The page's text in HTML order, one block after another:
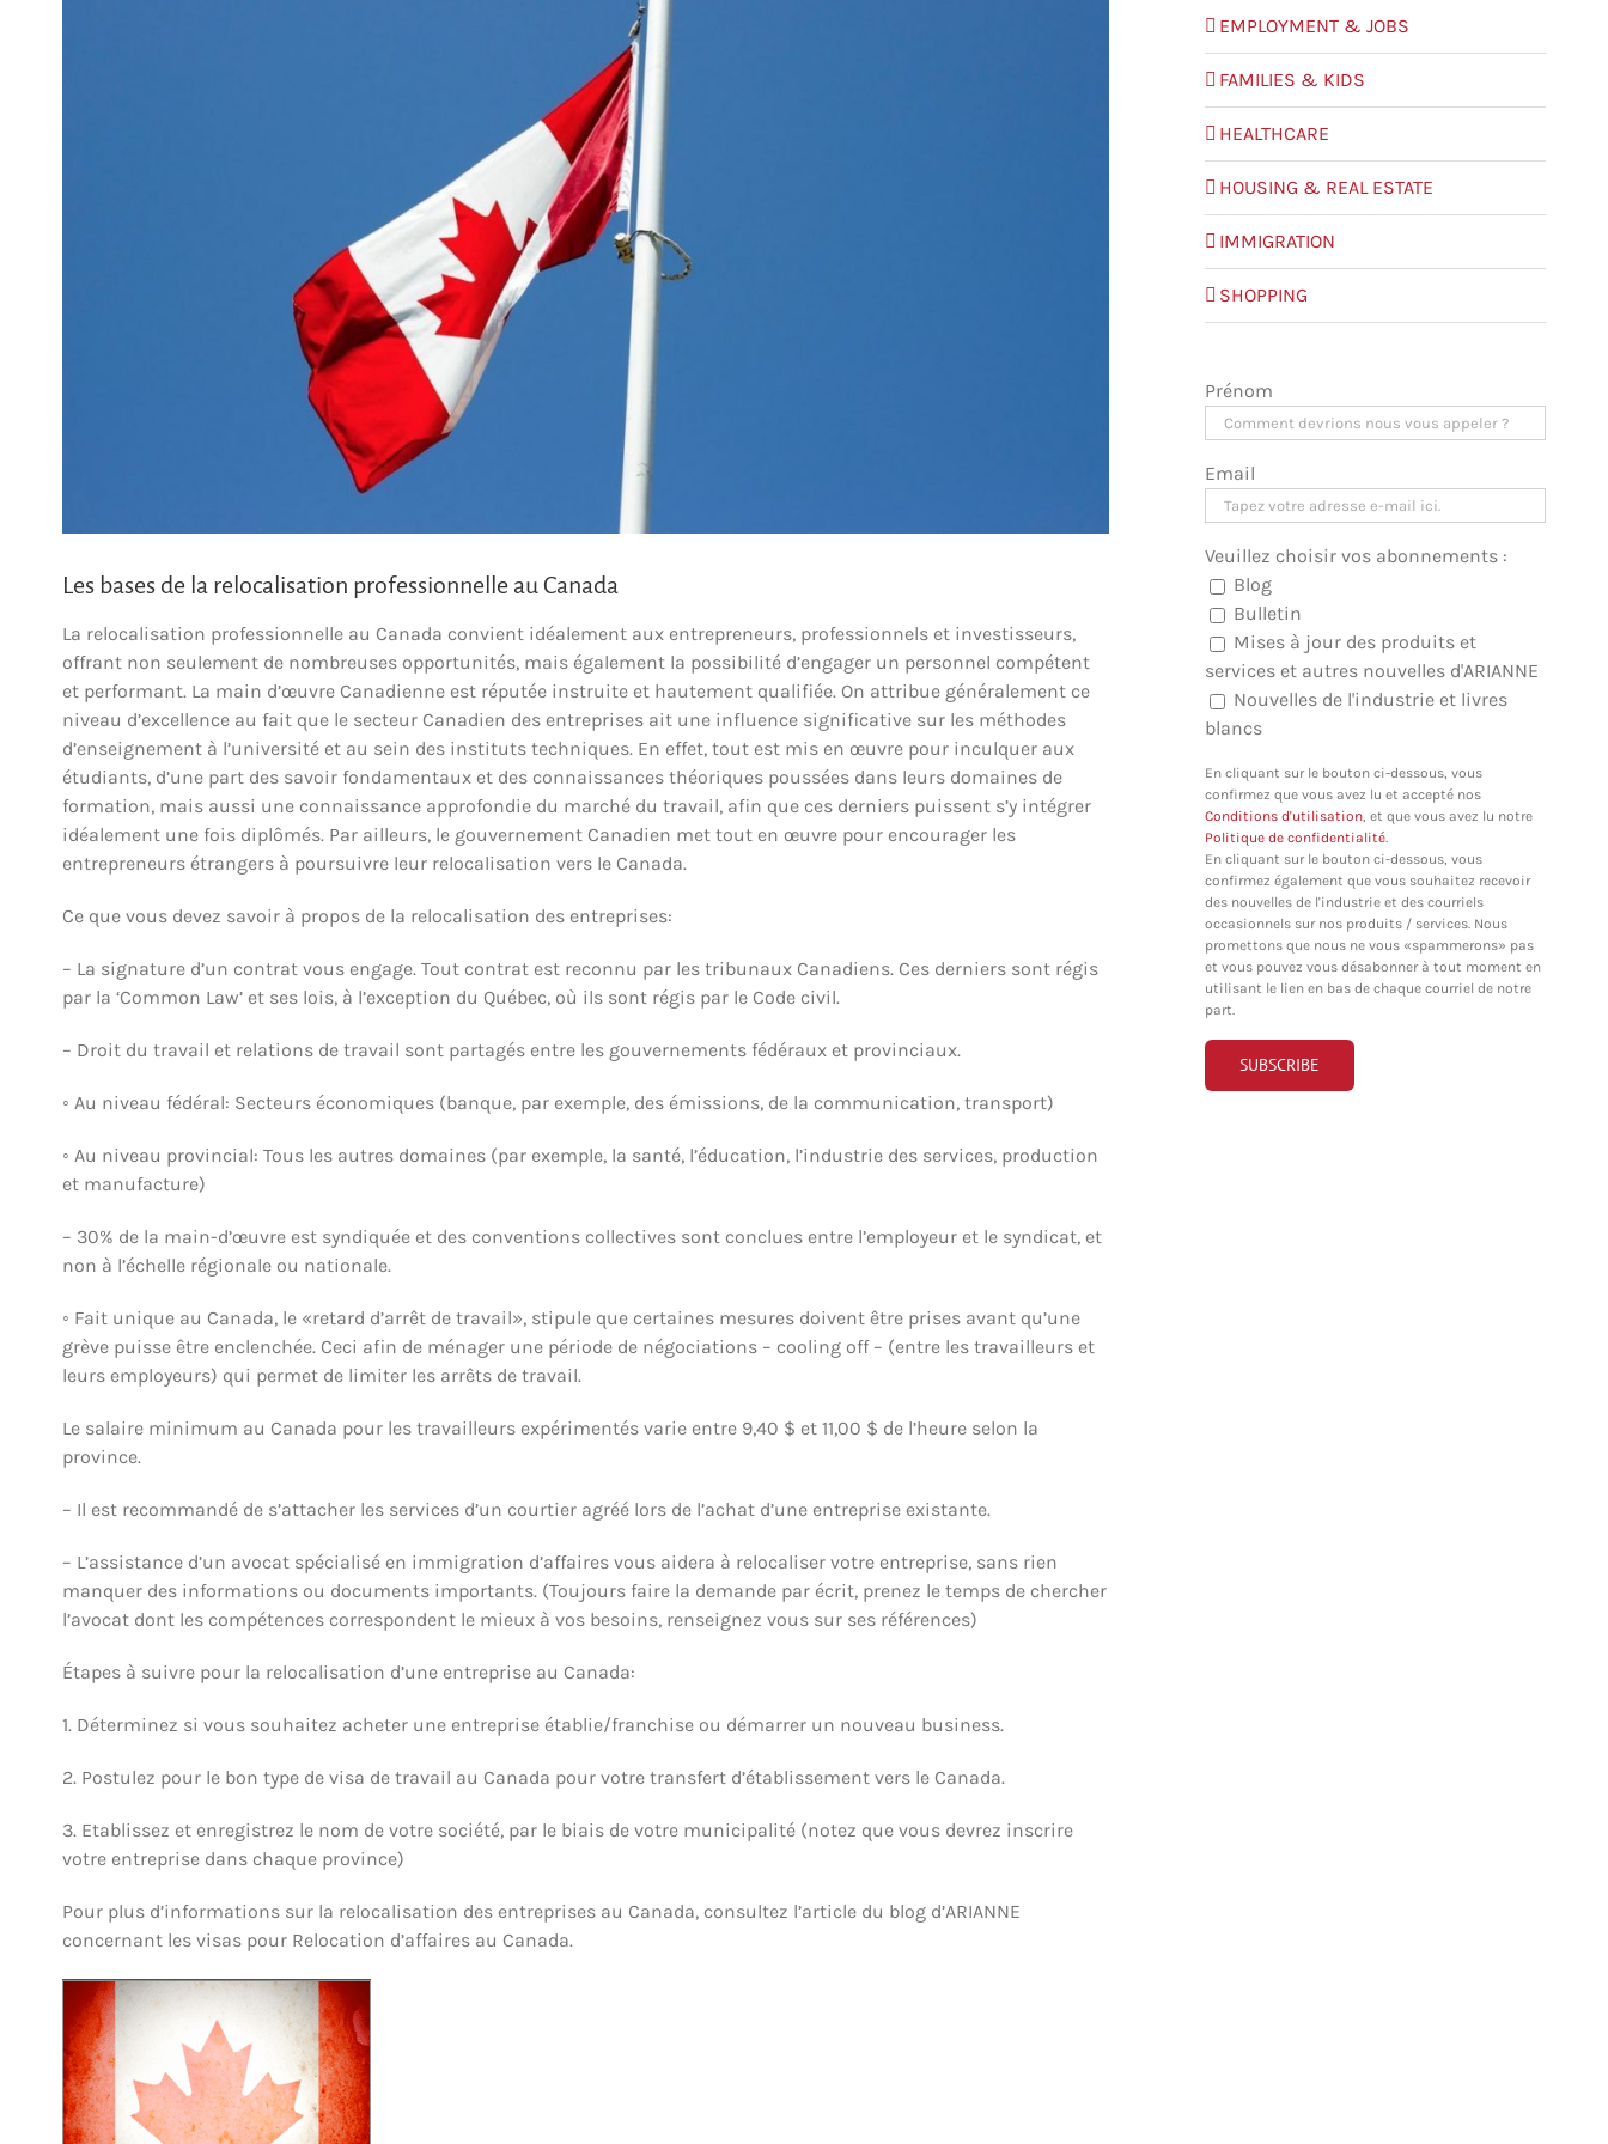
Les bases de la relocalisation professionnelle au Canada
La relocalisation professionnelle au Canada convient idéalement aux entrepreneurs, professionnels et investisseurs,
offrant non seulement de nombreuses opportunités, mais également la possibilité d’engager un personnel compétent
et performant. La main d’œuvre Canadienne est réputée instruite et hautement qualifiée. On attribue généralement ce
niveau d’excellence au fait que le secteur Canadien des entreprises ait une influence significative sur les méthodes
d’enseignement à l’université et au sein des instituts techniques. En effet, tout est mis en œuvre pour inculquer aux
étudiants, d’une part des savoir fondamentaux et des connaissances théoriques poussées dans leurs domaines de
formation, mais aussi une connaissance approfondie du marché du travail, afin que ces derniers puissent s’y intégrer
idéalement une fois diplômés. Par ailleurs, le gouvernement Canadien met tout en œuvre pour encourager les
entrepreneurs étrangers à poursuivre leur relocalisation vers le Canada.
Ce que vous devez savoir à propos de la relocalisation des entreprises:
– La signature d’un contrat vous engage. Tout contrat est reconnu par les tribunaux Canadiens. Ces derniers sont régis
par la ‘Common Law’ et ses lois, à l’exception du Québec, où ils sont régis par le Code civil.
– Droit du travail et relations de travail sont partagés entre les gouvernements fédéraux et provinciaux.
◦ Au niveau fédéral: Secteurs économiques (banque, par exemple, des émissions, de la communication, transport)
◦ Au niveau provincial: Tous les autres domaines (par exemple, la santé, l’éducation, l’industrie des services, production
et manufacture)
– 30% de la main-d’œuvre est syndiquée et des conventions collectives sont conclues entre l’employeur et le syndicat, et
non à l’échelle régionale ou nationale.
◦ Fait unique au Canada, le «retard d’arrêt de travail», stipule que certaines mesures doivent être prises avant qu’une
grève puisse être enclenchée. Ceci afin de ménager une période de négociations – cooling off – (entre les travailleurs et
leurs employeurs) qui permet de limiter les arrêts de travail.
Le salaire minimum au Canada pour les travailleurs expérimentés varie entre 9,40 $ et 11,00 $ de l’heure selon la
province.
– Il est recommandé de s’attacher les services d’un courtier agréé lors de l’achat d’une entreprise existante.
– L’assistance d’un avocat spécialisé en immigration d’affaires vous aidera à relocaliser votre entreprise, sans rien
manquer des informations ou documents importants. (Toujours faire la demande par écrit, prenez le temps de chercher
l’avocat dont les compétences correspondent le mieux à vos besoins, renseignez vous sur ses références)
Étapes à suivre pour la relocalisation d’une entreprise au Canada:
1. Déterminez si vous souhaitez acheter une entreprise établie/franchise ou démarrer un nouveau business.
2. Postulez pour le bon type de visa de travail au Canada pour votre transfert d’établissement vers le Canada.
3. Etablissez et enregistrez le nom de votre société, par le biais de votre municipalité (notez que vous devrez inscrire
votre entreprise dans chaque province)
Pour plus d’informations sur la relocalisation des entreprises au Canada, consultez l’article du blog d’ARIANNE
concernant les visas pour Relocation d’affaires au Canada.
EMPLOYMENT & JOBS
FAMILIES & KIDS
HEALTHCARE
HOUSING & REAL ESTATE
IMMIGRATION
SHOPPING
Prénom
Email
Veuillez choisir vos abonnements :
Blog
Bulletin
Mises à jour des produits et
services et autres nouvelles d'ARIANNE
Nouvelles de l'industrie et livres
blancs
En cliquant sur le bouton ci-dessous, vous
confirmez que vous avez lu et accepté nos
Conditions d'utilisation, et que vous avez lu notre
Politique de confidentialité.
En cliquant sur le bouton ci-dessous, vous
confirmez également que vous souhaitez recevoir
des nouvelles de l'industrie et des courriels
occasionnels sur nos produits / services. Nous
promettons que nous ne vous «spammerons» pas
et vous pouvez vous désabonner à tout moment en
utilisant le lien en bas de chaque courriel de notre
part.